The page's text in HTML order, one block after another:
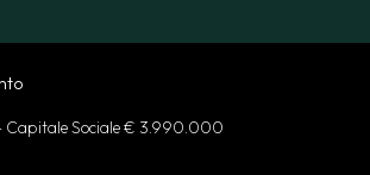
Capitale Sociale € 3.990.000